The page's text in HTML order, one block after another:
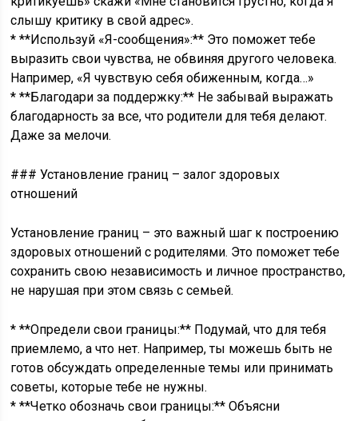
слышу критику в свой адрес».
* **Используй «Я-сообщения»:** Это поможет тебе
выразить свои чувства, не обвиняя другого человека.
Например, «Я чувствую себя обиженным, когда…»
* **Благодари за поддержку:** Не забывай выражать
благодарность за все, что родители для тебя делают.
Даже за мелочи.
### Установление границ – залог здоровых
отношений
Установление границ – это важный шаг к построению
здоровых отношений с родителями. Это поможет тебе
сохранить свою независимость и личное пространство,
не нарушая при этом связь с семьей.
* **Определи свои границы:** Подумай, что для тебя
приемлемо, а что нет. Например, ты можешь быть не
готов обсуждать определенные темы или принимать
советы, которые тебе не нужны.
* **Четко обозначь свои границы:** Объясни